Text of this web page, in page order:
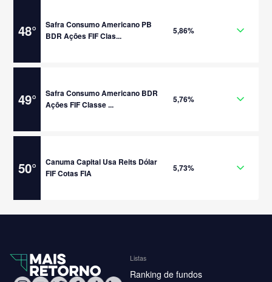
48°
Safra Consumo Americano PB
BDR Ações FIF Clas...
5,86%
49°
Safra Consumo Americano BDR
Ações FIF Classe ...
5,76%
50°
Canuma Capital Usa Reits Dólar
FIF Cotas FIA
5,73%
Listas
Ranking de fundos